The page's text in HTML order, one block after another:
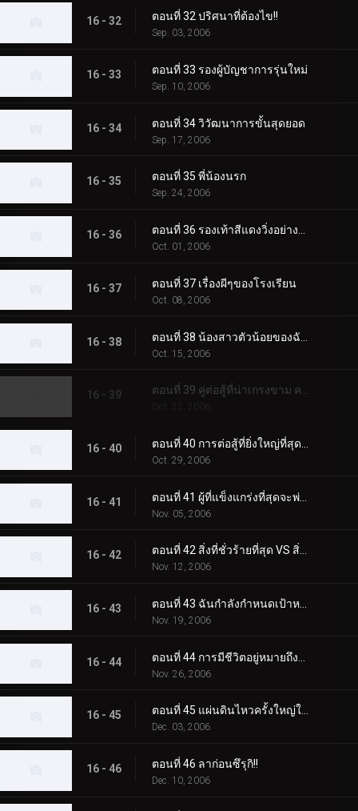
16 - 32 ตอนที่ 32 ปริศนาที่ต้องไข!!
Sep. 03, 2006
16 - 33 ตอนที่ 33 รองผู้บัญชาการรุ่นใหม่
Sep. 10, 2006
16 - 34 ตอนที่ 34 วิวัฒนาการขั้นสุดยอด
Sep. 17, 2006
16 - 35 ตอนที่ 35 พี่น้องนรก
Sep. 24, 2006
16 - 36
Oct. 01, 2006
16 - 37 ตอนที่ 37 เรื่องผีๆของโรงเรียน
Oct. 08, 2006
16 - 38
Oct. 15, 2006
16 - 39 ตอนที่ 39 คู่ต่อสู้ที่น่าเกรงขาม คาบูโตะสีดำ
Oct. 22, 2006
16 - 40
Oct. 29, 2006
16 - 41
Nov. 05, 2006
16 - 42 ตอนที่ 42 สิ่งที่ชั่วร้ายที่สุด VS สิ่งที่น่ากลัวที่สุด
Nov. 12, 2006
16 - 43
Nov. 19, 2006
16 - 44
Nov. 26, 2006
16 - 45 ตอนที่ 45 แผ่นดินไหวครั้งใหญ่ในวันคริสต์มาส
Dec. 03, 2006
16 - 46 ตอนที่ 46 ลาก่อนซึรุกิ!!
Dec. 10, 2006